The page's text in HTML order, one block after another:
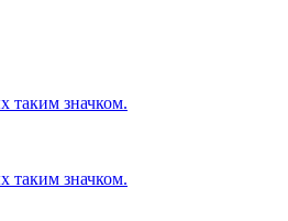
таким значком.
таким значком.